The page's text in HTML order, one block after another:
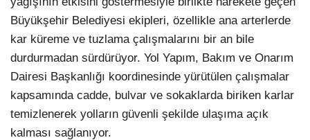
Büyükşehir Belediyesi ekipleri, özellikle ana arterlerde
kar küreme ve tuzlama çalışmalarını bir an bile
durdurmadan sürdürüyor. Yol Yapım, Bakım ve Onarım
Dairesi Başkanlığı koordinesinde yürütülen çalışmalar
kapsamında cadde, bulvar ve sokaklarda biriken karlar
temizlenerek yolların güvenli şekilde ulaşıma açık
kalması sağlanıyor.